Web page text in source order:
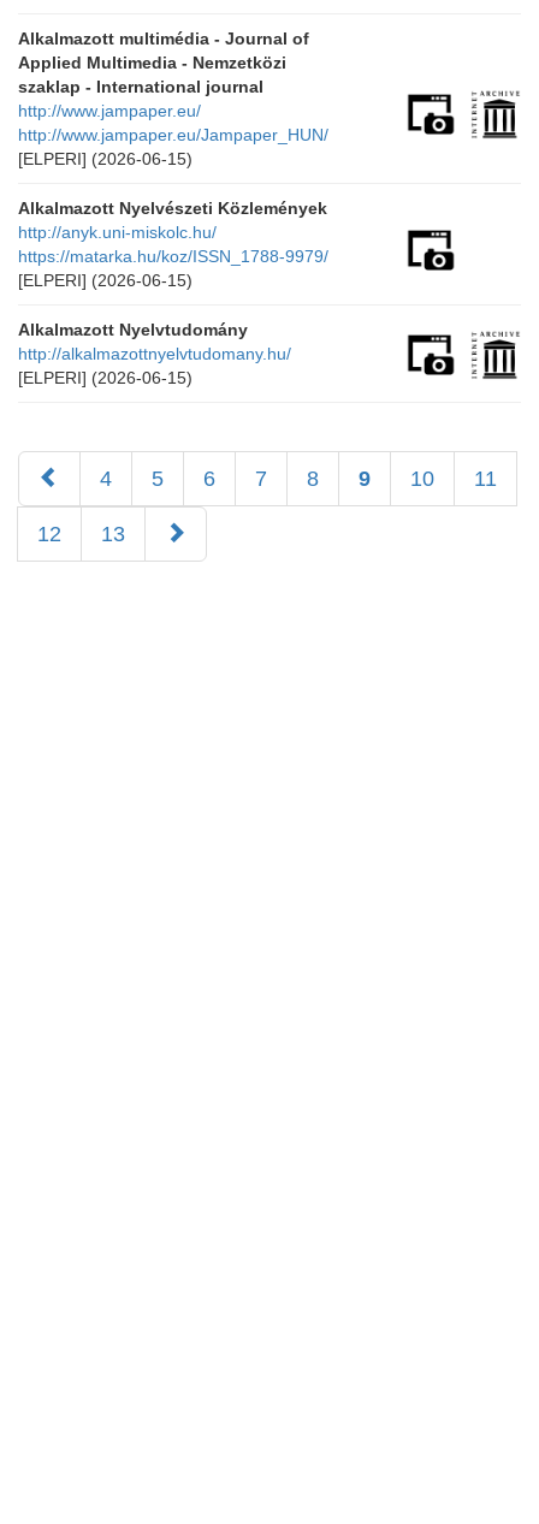
Alkalmazott multimédia - Journal of
Applied Multimedia - Nemzetközi
szaklap - International journal
http://www.jampaper.eu/
http://www.jampaper.eu/Jampaper_HUN/
[ELPERI] (2026-06-15)
Alkalmazott Nyelvészeti Közlemények
http://anyk.uni-miskolc.hu/
https://matarka.hu/koz/ISSN_1788-9979/
[ELPERI] (2026-06-15)
Alkalmazott Nyelvtudomány
http://alkalmazottnyelvtudomany.hu/
[ELPERI] (2026-06-15)
4 5 6 7 8 9 10 11
12 13